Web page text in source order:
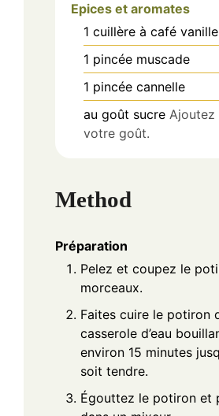
Epices et aromates
1 cuillère à café vanille
1 pincée muscade
1 pincée cannelle
au goût sucre Ajoutez
votre goût.
Method
Préparation
Pelez et coupez le
morceaux.
Faites cuire le potiron
casserole d’eau
environ 15 minutes
soit tendre.
Égouttez le potiron et